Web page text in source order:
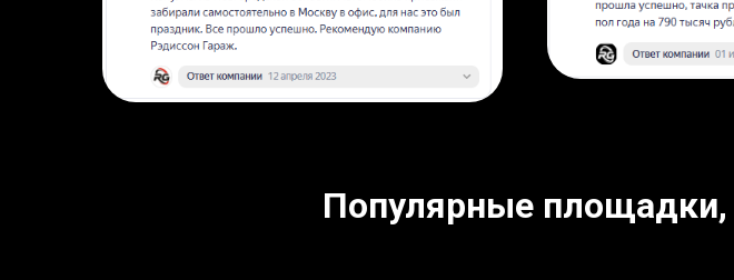
Популярные